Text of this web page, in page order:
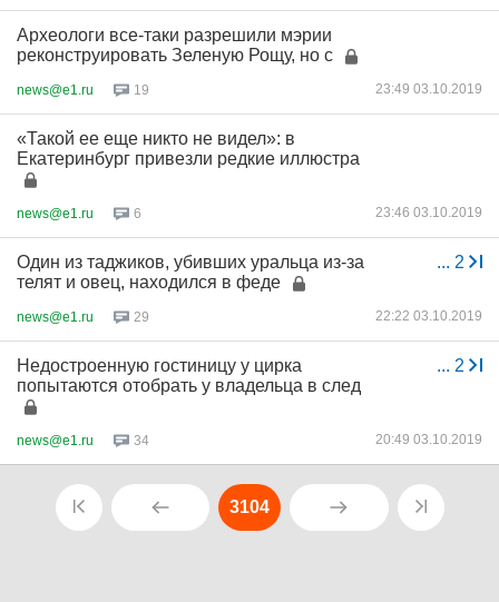
Археологи все-таки разрешили мэрии
реконструировать Зеленую Рощу, но с
news@e1.ru 19 23:49 03.10.2019
«Такой ее еще никто не видел»: в
Екатеринбург привезли редкие иллюстра
news@e1.ru 6 23:46 03.10.2019
... 2
Один из таджиков, убивших уральца из-за
телят и овец, находился в феде
news@e1.ru 29 22:22 03.10.2019
... 2
Недостроенную гостиницу у цирка
попытаются отобрать у владельца в след
news@e1.ru 34 20:49 03.10.2019
3104